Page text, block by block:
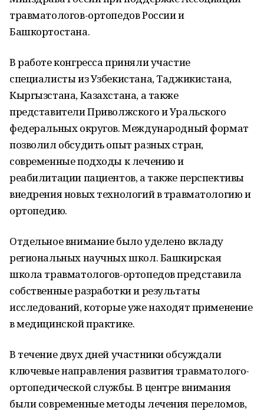
травматологов-ортопедов России и
Башкортостана.
В работе конгресса приняли участие
специалисты из Узбекистана, Таджикистана,
Кыргызстана, Казахстана, а также
представители Приволжского и Уральского
федеральных округов. Международный формат
позволил обсудить опыт разных стран,
современные подходы к лечению и
реабилитации пациентов, а также перспективы
внедрения новых технологий в травматологию и
ортопедию.
Отдельное внимание было уделено вкладу
региональных научных школ. Башкирская
школа травматологов-ортопедов представила
собственные разработки и результаты
исследований, которые уже находят применение
в медицинской практике.
В течение двух дней участники обсуждали
ключевые направления развития травматолого-
ортопедической службы. В центре внимания
были современные методы лечения переломов,